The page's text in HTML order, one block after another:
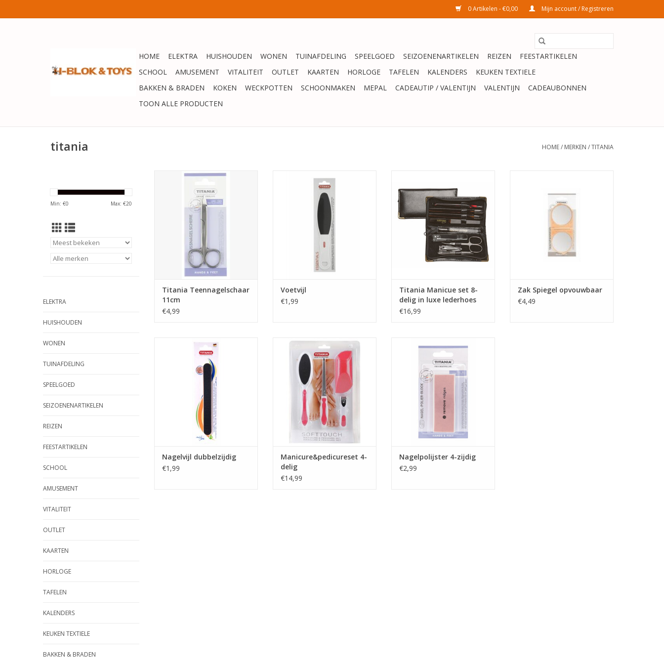
0 Artikelen - €0,00 Mijn account / Registreren
HOME ELEKTRA HUISHOUDEN WONEN TUINAFDELING SPEELGOED SEIZOENENARTIKELEN REIZEN
FEESTARTIKELEN
SCHOOL
AMUSEMENT VITALITEIT OUTLET KAARTEN HORLOGE TAFELEN KALENDERS
KEUKEN TEXTIELE
BAKKEN & BRADEN
KOKEN WECKPOTTEN SCHOONMAKEN MEPAL CADEAUTIP / VALENTIJN VALENTIJN
CADEAUBONNEN
TOON ALLE PRODUCTEN
titania HOME/ MERKEN /TITANIA
Min: €0 Max: €20
ELEKTRA
HUISHOUDEN
WONEN
TUINAFDELING
SPEELGOED
SEIZOENENARTIKELEN
REIZEN
FEESTARTIKELEN
SCHOOL
AMUSEMENT
VITALITEIT
OUTLET
KAARTEN
HORLOGE
TAFELEN
KALENDERS
KEUKEN TEXTIELE
BAKKEN & BRADEN
Titania Teennagelschaar 11cm
TOEVOEGEN AAN WINKELWAGEN
Titania Teennagelschaar
11cm
€4,99
TOEVOEGEN AAN WINKELWAGEN
Voetvijl
€1,99
TOEVOEGEN AAN WINKELWAGEN
Titania Manicue set 8-
delig in luxe lederhoes
€16,99
Zak Spiegel opvouwbaar
€4,49
Nagelvijl dubbelzijdig
TOEVOEGEN AAN WINKELWAGEN
Nagelvijl dubbelzijdig
€1,99
Manicure&pedicureset 4-delig
TOEVOEGEN AAN WINKELWAGEN
Manicure&pedicureset 4-
delig
€14,99
TOEVOEGEN AAN WINKELWAGEN
Nagelpolijster 4-zijdig
€2,99